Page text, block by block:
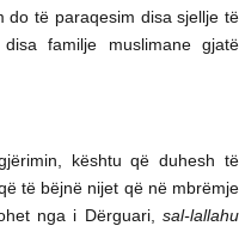
do të paraqesim disa sjellje të
familje muslimane gjatë
kështu që duhesh të
të bëjnë nijet që në mbrëmje
nga i Dërguari, sal-lallahu